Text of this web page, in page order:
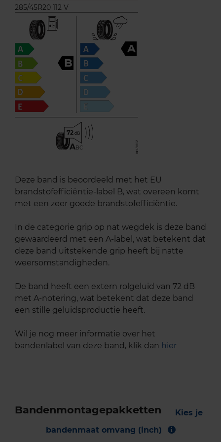
285/45R20 112 V
B
A
72
ABC
Deze band is beoordeeld met het EU
brandstofefficiëntie-label B, wat overeen komt
met een zeer goede brandstofefficiëntie.
In de categorie grip op nat wegdek is deze band
gewaardeerd met een A-label, wat betekent dat
deze band uitstekende grip heeft bij natte
weersomstandigheden.
De band heeft een extern rolgeluid van 72 dB
met A-notering, wat betekent dat deze band
een stille geluidsproductie heeft.
Wil je nog meer informatie over het
bandenlabel van deze band, klik dan hier
Bandenmontagepakketten
Kies je
bandenmaat omvang (inch)